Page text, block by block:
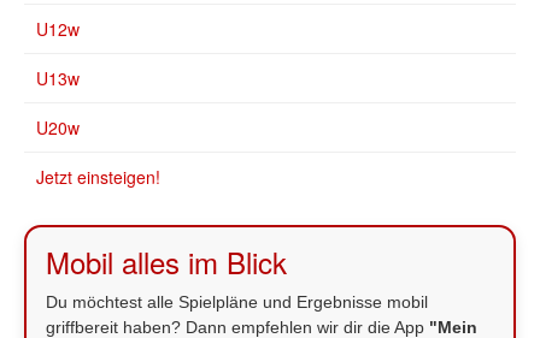
U12w
U13w
U20w
Jetzt einsteigen!
Mobil alles im Blick
Du möchtest alle Spielpläne und Ergebnisse mobil
griffbereit haben? Dann empfehlen wir dir die App "Mein